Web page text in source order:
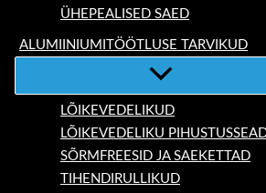
ÜHEPEALISED SAED
ALUMIINIUMITÖÖTLUSE TARVIKUD
LÕIKEVEDELIKUD
LÕIKEVEDELIKU
SÕRMFREESID JA SAEKETTAD
TIHENDIRULLIKUD